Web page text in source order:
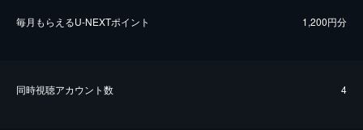
毎⽉もらえるU-NEXTポイント 1,200円分
同時視聴アカウント数 4